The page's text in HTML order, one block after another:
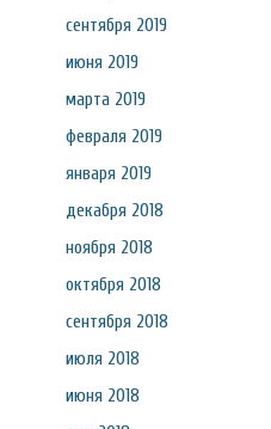
сентября 2019
июня 2019
марта 2019
февраля 2019
января 2019
декабря 2018
ноября 2018
октября 2018
сентября 2018
июля 2018
июня 2018